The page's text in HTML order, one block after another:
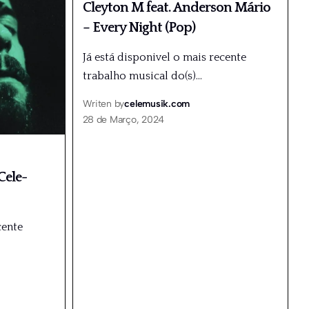
Cleyton M feat. Anderson Mário
– Every Night (Pop)
Já está disponivel o mais recente
trabalho musical do(s)…
Writen bycelemusik.com
28 de Março, 2024